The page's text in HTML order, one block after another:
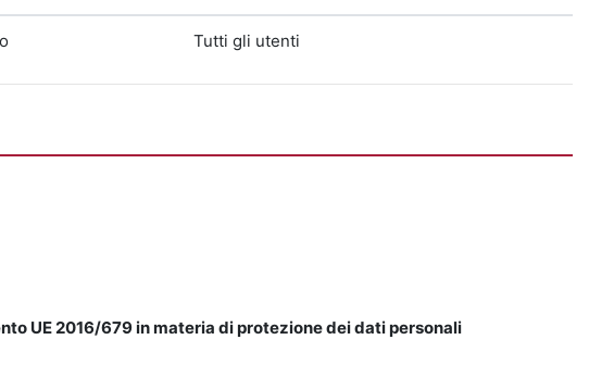
Tutti gli utenti
UE 2016/679 in materia di protezione dei dati personali